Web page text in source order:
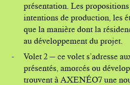
présentation. Les
intentions de production, les
que la manière dont la
au développement du projet.
Volet 2 — ce volet s’adresse
présentés, amorcés ou
trouvent à AXENÉO7 une